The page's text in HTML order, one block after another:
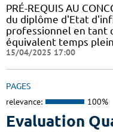
PRÉ-REQUIS AU
du diplôme d'Etat
professionnel en tant
équivalent temps
15/04/2025 17:00
PAGES
relevance: 100%
Evaluation